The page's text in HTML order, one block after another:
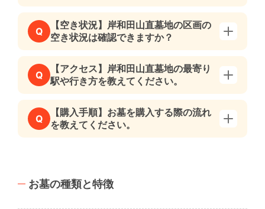
Q
【空き状況】岸和田山直墓地の区画の
空き状況は確認できますか？
Q
【アクセス】岸和田山直墓地の最寄り
駅や行き方を教えてください。
Q
【購入手順】お墓を購入する際の流れ
を教えてください。
お墓の種類と特徴